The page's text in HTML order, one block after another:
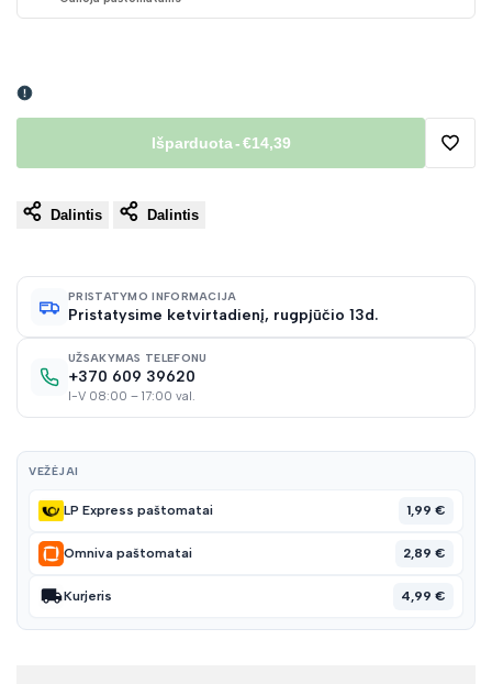
Išparduota-€14,39
Dalintis Dalintis
PRISTATYMO INFORMACIJA
Pristatysime ketvirtadienį, rugpjūčio 13d.
UŽSAKYMAS TELEFONU
+370 609 39620
I-V 08:00 – 17:00 val.
VEŽĖJAI
LP Express paštomatai 1,99 €
Omniva paštomatai 2,89 €
Kurjeris 4,99 €